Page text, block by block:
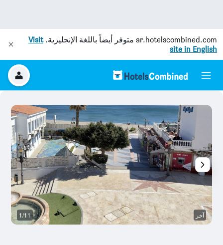
ar.hotelscombined.com متوفر أيضاً باللغة الإنجليزية.Visit
site in English
آخر 1/11